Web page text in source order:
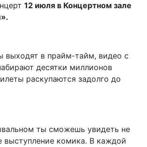
12 июля в Концертном зале
выходят в прайм-тайм, видео с
десятки миллионов
раскупаются задолго до
ты сможешь увидеть не
выступление комика. В каждой